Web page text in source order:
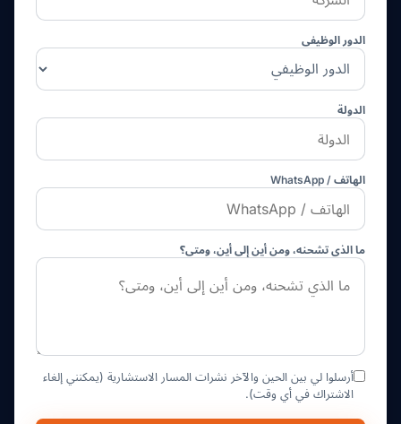
الدور الوظيفي
الدولة
الهاتف / WhatsApp
ما الذي تشحنه، ومن أين إلى أين، ومتى؟
أرسلوا لي بين الحين والآخر نشرات المسار الاستشارية (يمكنني إلغاء
الاشتراك في أي وقت).